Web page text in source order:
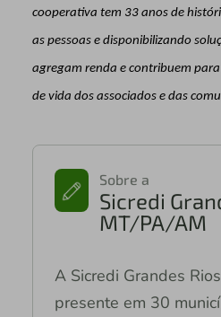
cooperativa tem 33 anos de
as pessoas e disponibilizando
agregam renda e contribuem
de vida dos associados e das
Sobre a
Sicredi
MT/PA/AM
A Sicredi Grandes
presente em 30